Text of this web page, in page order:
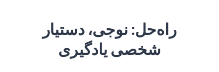
راه‌حل: نوجی، دستیار
شخصی یادگیری